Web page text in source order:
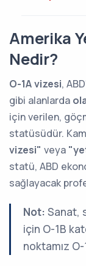
Amerika
Nedir?
O-1A vizesi,
gibi alanlarda
için verilen,
statüsüdür.
vizesi" veya
statü, ABD
sağlayacak
Not: Sanat,
için O-1B
noktamız